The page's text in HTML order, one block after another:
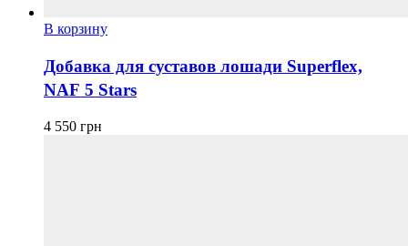
В корзину
Добавка для суставов лошади Superflex,
NAF 5 Stars
4 550 грн